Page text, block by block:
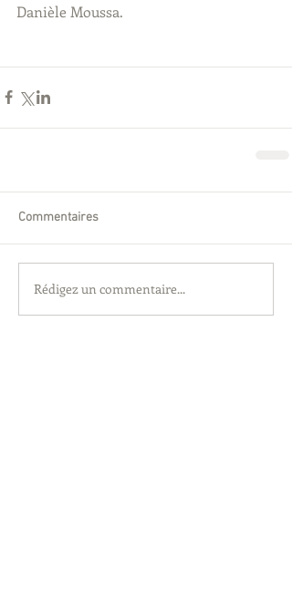
Danièle Moussa.
Commentaires
Rédigez un commentaire...